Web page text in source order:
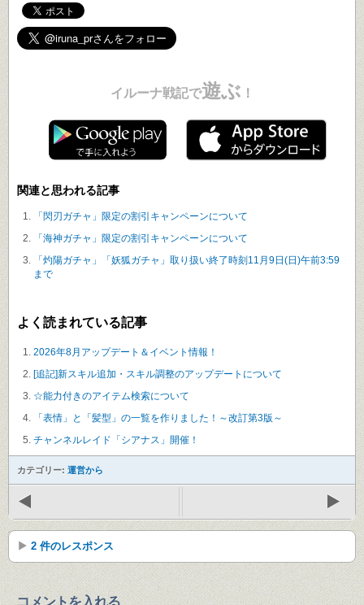
イルーナ戦記で遊ぶ ！
関連と思われる記事
「閃刃ガチャ」限定の割引キャンペーンについて
「海神ガチャ」限定の割引キャンペーンについて
「灼陽ガチャ」「妖狐ガチャ」取り扱い終了時刻11月9日(日)午前3:59
まで
よく読まれている記事
2026年8月アップデート＆イベント情報！
[追記]新スキル追加・スキル調整のアップデートについて
☆能力付きのアイテム検索について
「表情」と「髪型」の一覧を作りました！～改訂第3版～
チャンネルレイド「シアナス」開催！
カテゴリー: 運営から
2 件のレスポンス
コメントを入れる